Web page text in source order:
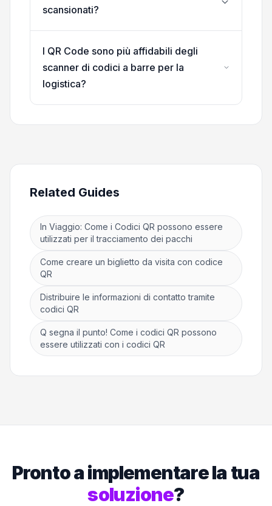
scansionati?
I QR Code sono più affidabili degli
scanner di codici a barre per la
logistica?
Related Guides
In Viaggio: Come i Codici QR possono essere
utilizzati per il tracciamento dei pacchi
Come creare un biglietto da visita con codice
QR
Distribuire le informazioni di contatto tramite
codici QR
Q segna il punto! Come i codici QR possono
essere utilizzati con i codici QR
Pronto a implementare la tua
soluzione?